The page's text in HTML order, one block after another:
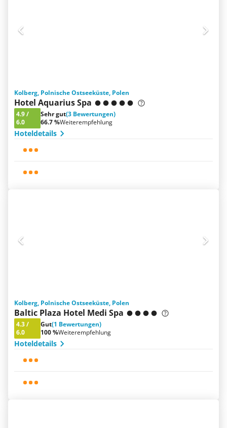
Kolberg, Polnische Ostseeküste, Polen
Hotel Aquarius Spa
4.9/
6.0
Sehr gut(3 Bewertungen)
66.7 %Weiterempfehlung
Hoteldetails
Kolberg, Polnische Ostseeküste, Polen
Baltic Plaza Hotel Medi Spa
4.3/
6.0
Gut(1 Bewertungen)
100 %Weiterempfehlung
Hoteldetails